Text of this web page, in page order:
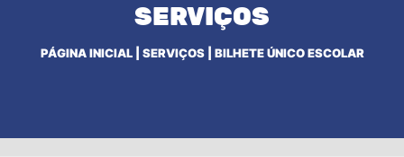
SERVIÇOS
PÁGINA INICIAL| SERVIÇOS| BILHETE ÚNICO ESCOLAR